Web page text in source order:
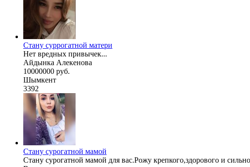
Стану суррогатной матери
Нет вредных привычек...
Айдынка Алекенова
10000000 руб.
Шымкент
3392
Стану сурогатной мамой
Стану сурогатной мамой для вас.Рожу крепкого,здорового и